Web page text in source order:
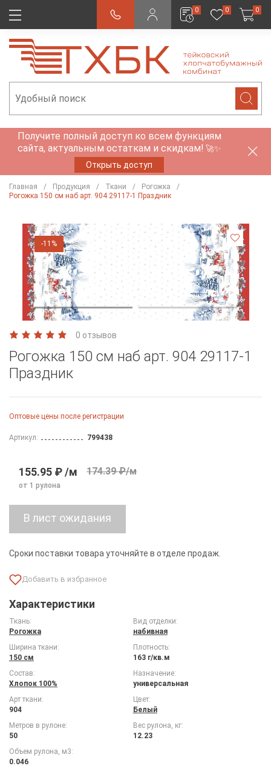
0 0 0
Получите полный доступ ко всем функциям
сайта, актуальным остаткам и скидкам! 🚀✨
Открыть доступ
Главная Продукция Ткани
Рогожка
Рогожка 150 см наб арт. 904 29117-1 Праздник
-11%
0 отзывов
Рогожка 150 см наб арт. 904 29117-1
Праздник
Оптовые цены после регистрации
Артикул: 799438
155.95 ₽ /м 174.39 ₽/м
от 1 рулона
Сроки поставки товара уточняйте в отделе продаж.
Характеристики
Ткань:
Рогожка
Вид отделки:
набивная
Ширина ткани:
150 см
Плотность:
163 г/кв.м
Состав:
Хлопок 100%
Назначение:
универсальная
Арт ткани:
904
Цвет:
Белый
Метров в рулоне:
50
Вес рулона, кг:
12.23
Объем рулона, м3:
0.046